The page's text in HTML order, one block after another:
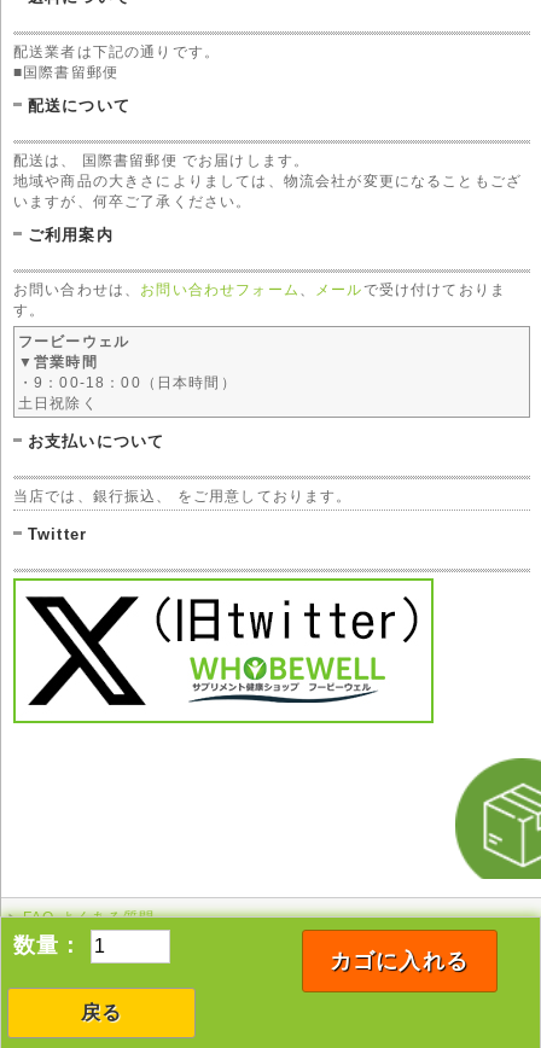
数量：
カゴに入れる
戻る
配送業者は下記の通りです。
■国際書留郵便
配送について
配送は、 国際書留郵便 でお届けします。
地域や商品の大きさによりましては、物流会社が変更になることもござ
いますが、何卒ご了承ください。
ご利用案内
お問い合わせは、 お問い合わせフォーム メールで受け付けておりま
す。
フービーウェル
▼営業時間
・9：00-18：00（日本時間）
土日祝除く
お支払いについて
当店では、銀行振込、 をご用意しております。
Twitter
FAQ よくある質問
Copyright © 2005-2026 whobewell All rights reserved.